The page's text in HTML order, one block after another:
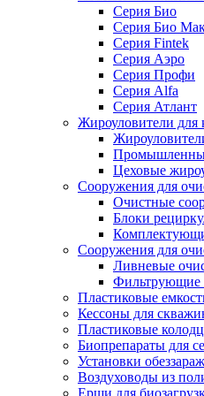
Серия Био
Серия Био
Серия Fintek
Серия Аэро
Серия Профи
Серия Alfa
Серия Атлант
Жироуловители для
Цеховые
Сооружения для
Очистные
Блоки
Сооружения для
Ливневые
Фильтрующие
Пластиковые
Кессоны для
Пластиковые
Биопрепараты для
Установки
Воздуховоды из
Ерши для